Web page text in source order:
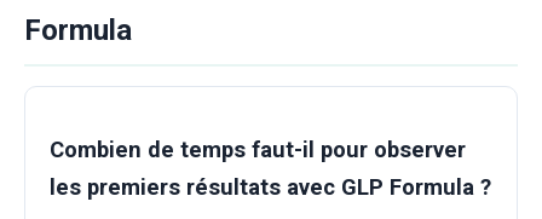
Formula
Combien de temps faut-il pour observer
les premiers résultats avec GLP Formula ?